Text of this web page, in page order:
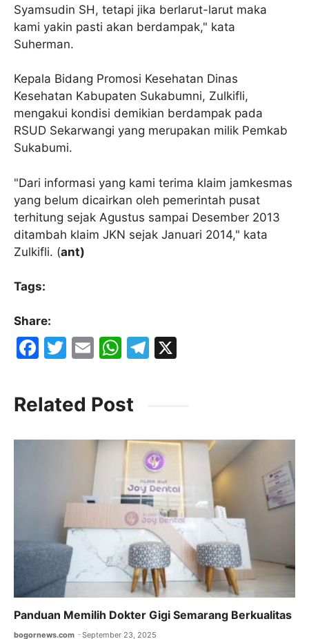
Syamsudin SH, tetapi jika berlarut-larut maka
kami yakin pasti akan berdampak," kata
Suherman.
Kepala Bidang Promosi Kesehatan Dinas
Kesehatan Kabupaten Sukabumni, Zulkifli,
mengakui kondisi demikian berdampak pada
RSUD Sekarwangi yang merupakan milik Pemkab
Sukabumi.
"Dari informasi yang kami terima klaim jamkesmas
yang belum dicairkan oleh pemerintah pusat
terhitung sejak Agustus sampai Desember 2013
ditambah klaim JKN sejak Januari 2014," kata
Zulkifli. (ant)
Tags:
Share:
F
c
e
b
T
itt
er
E
ai
l
W
at
s
A
p
p
T
a
m
Related Post
Panduan Memilih Dokter Gigi Semarang Berkualitas
bogornews.com September 23, 2025